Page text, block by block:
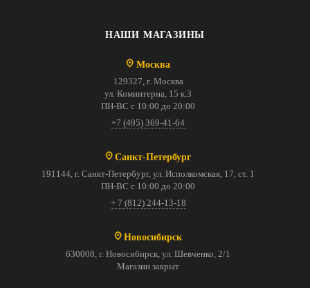
НАШИ МАГАЗИНЫ
Москва
129327, г. Москва
ул. Коминтерна, 15 к.3
ПН-ВС с 10:00 до 20:00
+7 (495) 369-41-64
Санкт-Петербург
191144, г. Санкт-Петербург, ул. Исполкомская, 17, ст. 1
ПН-ВС с 10:00 до 20:00
+ 7 (812) 244-13-18
Новосибирск
630008, г. Новосибирск, ул. Шевченко, 2/1
Магазин закрыт